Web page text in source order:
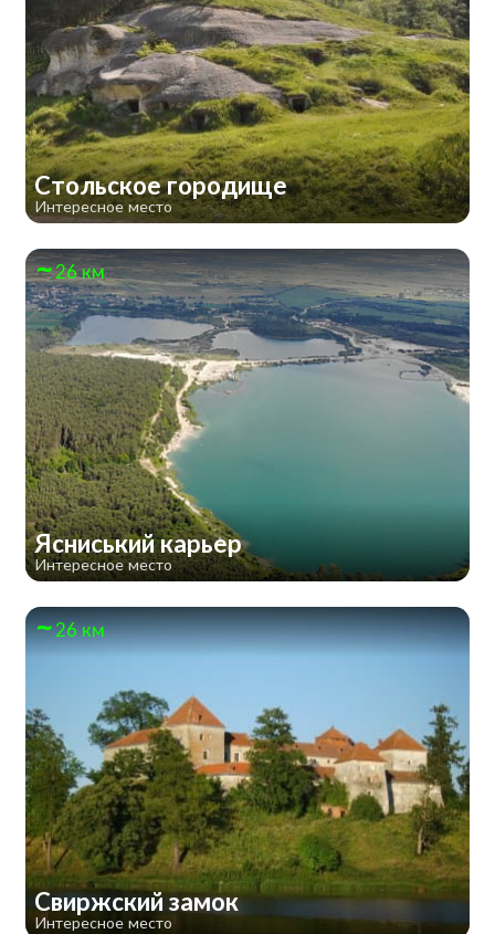
Стольское городище
Интересное место
26 км
Ясниський карьер
Интересное место
26 км
Свиржский замок
Интересное место